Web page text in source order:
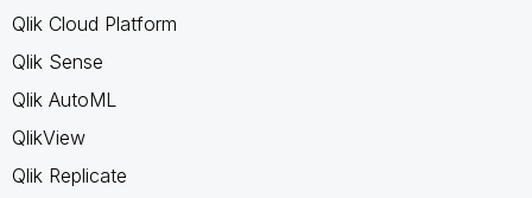
Qlik Cloud Platform
Qlik Sense
Qlik AutoML
QlikView
Qlik Replicate